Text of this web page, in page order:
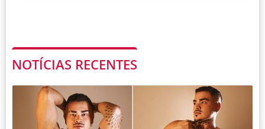
NOTÍCIAS RECENTES